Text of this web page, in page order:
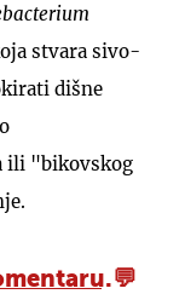
stvara sivo-
dišne
ili "bikovskog